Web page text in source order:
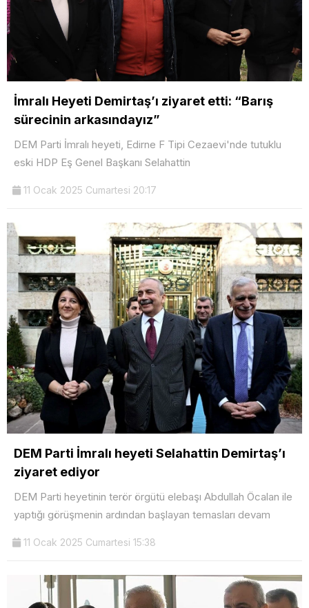
İmralı Heyeti Demirtaş’ı ziyaret etti: “Barış
sürecinin arkasındayız”
DEM Parti İmralı heyeti, Edirne F Tipi Cezaevi'nde tutuklu
eski HDP Eş Genel Başkanı Selahattin
11 Ocak 2025 Cumartesi 20:17
DEM Parti İmralı heyeti Selahattin Demirtaş’ı
ziyaret ediyor
DEM Parti heyetinin terör örgütü elebaşı Abdullah Öcalan ile
yaptığı görüşmenin ardından başlayan temasları devam
11 Ocak 2025 Cumartesi 15:38